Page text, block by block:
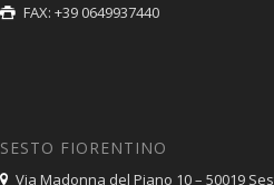
FAX: +39 0649937440
SESTO FIORENTINO
Via Madonna del Piano 10 – 50019